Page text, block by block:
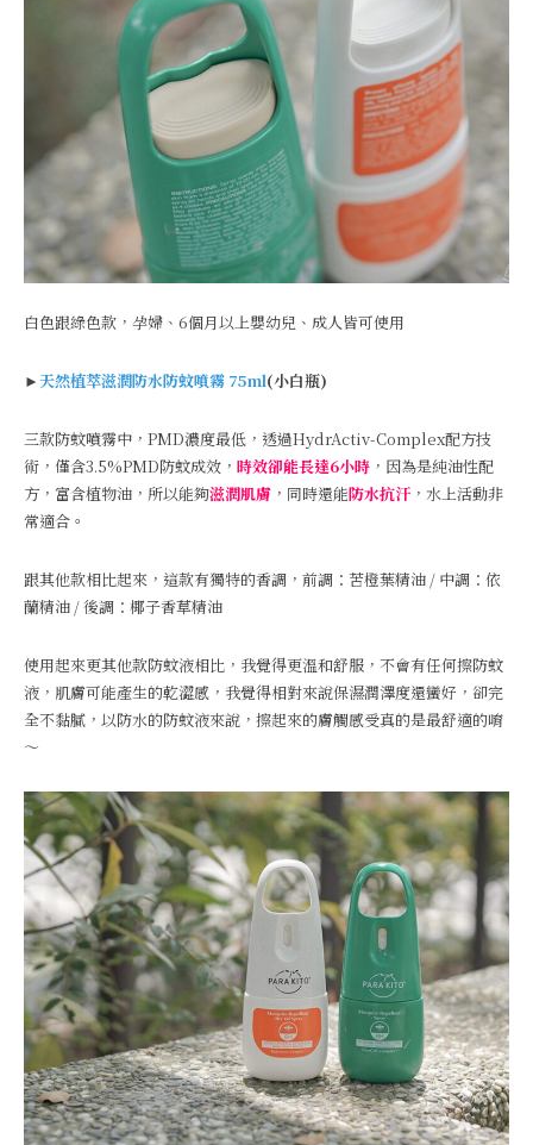
白色跟綠色款，孕婦、6個月以上嬰幼兒、成人皆可使用
►天然植萃滋潤防水防蚊噴霧 75ml(小白瓶)
三款防蚊噴霧中，PMD濃度最低，透過HydrActiv-Complex配方技
術，僅含3.5%PMD防蚊成效， 時效卻能長達6小時 ，因為是純油性配
方，富含植物油，所以能夠滋潤肌膚 ，同時還能防水抗汗，水上活動非
常適合。
跟其他款相比起來，這款有獨特的香調，前調：苦橙葉精油 / 中調：依
蘭精油 / 後調：椰子香草精油
使用起來更其他款防蚊液相比，我覺得更溫和舒服，不會有任何擦防蚊
液，肌膚可能產生的乾澀感，我覺得相對來說保濕潤澤度還蠻好，卻完
全不黏膩，以防水的防蚊液來說，擦起來的膚觸感受真的是最舒適的唷
～